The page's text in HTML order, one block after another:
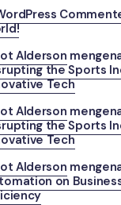
Alderson
the Sports
Tech
Alderson
the Sports
Tech
Alderson
on